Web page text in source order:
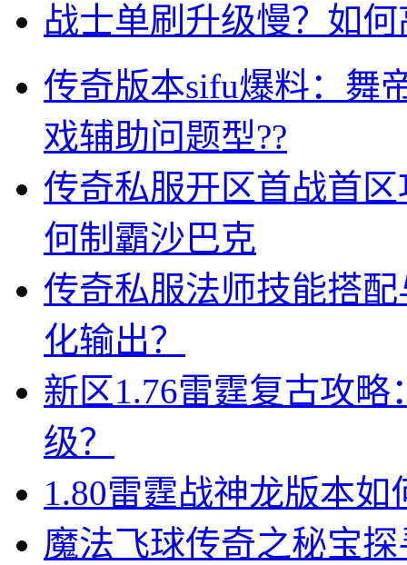
战士单刷升级慢？如
传奇版本sifu爆料：舞
戏辅助问题型??
传奇私服开区首战首
何制霸沙巴克
传奇私服法师技能搭
化输出？
新区1.76雷霆复古攻
级？
1.80雷霆战神龙版本
魔法飞球传奇之秘宝